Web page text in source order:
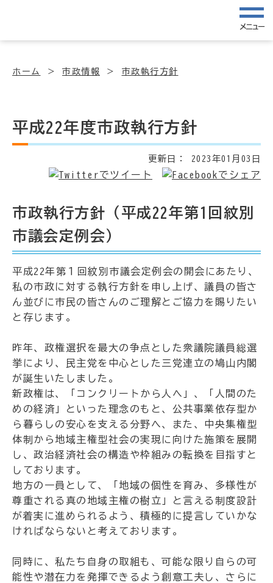
メニュー
ホーム 市政情報 市政執行方針
平成22年度市政執行方針
更新日： 2023年01月03日
市政執行方針（平成22年第1回紋別
市議会定例会）
平成22年第１回紋別市議会定例会の開会にあたり、
私の市政に対する執行方針を申し上げ、議員の皆さ
ん並びに市民の皆さんのご理解とご協力を賜りたい
と存じます。
昨年、政権選択を最大の争点とした衆議院議員総選
挙により、民主党を中心とした三党連立の鳩山内閣
が誕生いたしました。
新政権は、「コンクリートから人へ」、「人間のた
めの経済」といった理念のもと、公共事業依存型か
ら暮らしの安心を支える分野へ、また、中央集権型
体制から地域主権型社会の実現に向けた施策を展開
し、政治経済社会の構造や枠組みの転換を目指すと
しております。
地方の一員として、「地域の個性を育み、多様性が
尊重される真の地域主権の樹立」と言える制度設計
が着実に進められるよう、積極的に提言していかな
ければならないと考えております。
同時に、私たち自身の取組も、可能な限り自らの可
能性や潜在力を発揮できるよう創意工夫し、さらに